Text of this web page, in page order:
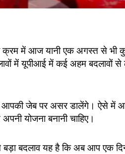
क्रम में आज यानी एक अगस्त से भी
में यूपीआई में कई अहम बदलावों से
आपकी जेब पर असर डालेंगे। ऐसे में
योजना बनानी चाहिए।
बदलाव यह है कि अब आप एक